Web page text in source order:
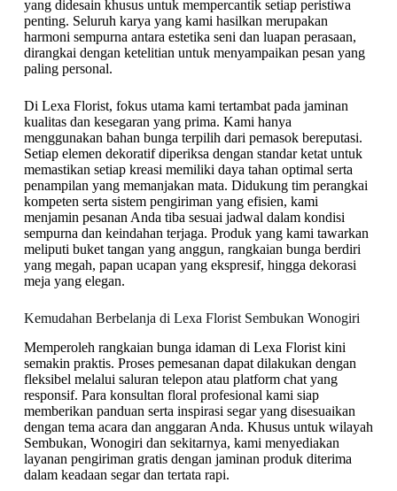
yang didesain khusus untuk mempercantik setiap peristiwa
penting. Seluruh karya yang kami hasilkan merupakan
harmoni sempurna antara estetika seni dan luapan perasaan,
dirangkai dengan ketelitian untuk menyampaikan pesan yang
paling personal.
Di Lexa Florist, fokus utama kami tertambat pada jaminan
kualitas dan kesegaran yang prima. Kami hanya
menggunakan bahan bunga terpilih dari pemasok bereputasi.
Setiap elemen dekoratif diperiksa dengan standar ketat untuk
memastikan setiap kreasi memiliki daya tahan optimal serta
penampilan yang memanjakan mata. Didukung tim perangkai
kompeten serta sistem pengiriman yang efisien, kami
menjamin pesanan Anda tiba sesuai jadwal dalam kondisi
sempurna dan keindahan terjaga. Produk yang kami tawarkan
meliputi buket tangan yang anggun, rangkaian bunga berdiri
yang megah, papan ucapan yang ekspresif, hingga dekorasi
meja yang elegan.
Kemudahan Berbelanja di Lexa Florist Sembukan Wonogiri
Memperoleh rangkaian bunga idaman di Lexa Florist kini
semakin praktis. Proses pemesanan dapat dilakukan dengan
fleksibel melalui saluran telepon atau platform chat yang
responsif. Para konsultan floral profesional kami siap
memberikan panduan serta inspirasi segar yang disesuaikan
dengan tema acara dan anggaran Anda. Khusus untuk wilayah
Sembukan, Wonogiri dan sekitarnya, kami menyediakan
layanan pengiriman gratis dengan jaminan produk diterima
dalam keadaan segar dan tertata rapi.